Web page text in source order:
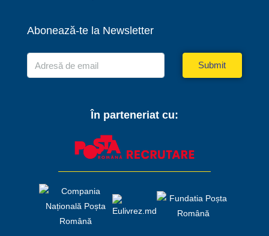
Abonează-te la Newsletter
Submit
În parteneriat cu: